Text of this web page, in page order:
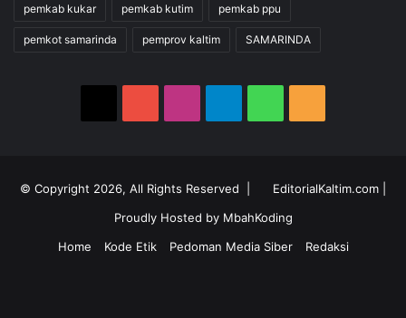
pemkab kukar pemkab kutim pemkab ppu
pemkot samarinda pemprov kaltim SAMARINDA
© Copyright 2026, All Rights Reserved | EditorialKaltim.com
Proudly Hosted by MbahKoding
Home
Kode Etik Pedoman Media Siber Redaksi